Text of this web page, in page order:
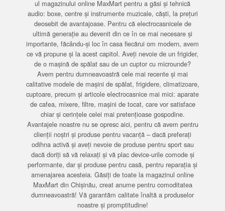
ul magazinului online MaxMart pentru a găsi și tehnică
audio: boxe, centre și instrumente muzicale, căști, la prețuri
deosebit de avantajoase. Pentru că electrocasnicele de
ultimă generație au devenit din ce în ce mai necesare și
importante, făcându-și loc în casa fiecărui om modern, avem
ce vă propune și la acest capitol. Aveți nevoie de un frigider,
de o mașină de spălat sau de un cuptor cu microunde?
Avem pentru dumneavoastră cele mai recente și mai
calitative modele de mașini de spălat, frigidere, climatizoare,
cuptoare, precum și articole electrocasnice mai mici: aparate
de cafea, mixere, filtre, mașini de tocat, care vor satisface
chiar și cerințele celei mai pretențioase gospodine.
Avantajele noastre nu se opresc aici, pentru că avem pentru
clienții noștri și produse pentru vacanță – dacă preferați
odihna activă și aveți nevoie de produse pentru sport sau
dacă doriți să vă relaxați și vă plac device-urile comode și
performante, dar și produse pentru casă, pentru reparația și
amenajarea acesteia. Găsiți de toate la magazinul online
MaxMart din Chișinău, creat anume pentru comoditatea
dumneavoastră! Vă garantăm calitate înaltă a produselor
noastre și promptitudine!